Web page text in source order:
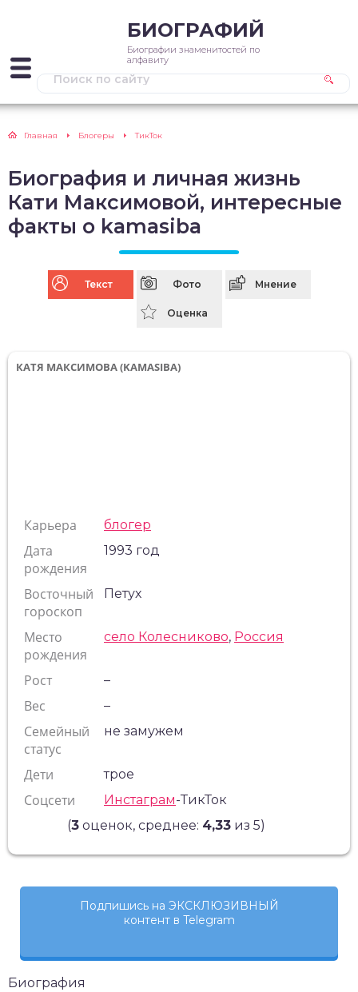
БИОГРАФИЙ
Биографии знаменитостей по
алфавиту
Главная Блогеры ТикТок
Биография и личная жизнь
Кати Максимовой, интересные
факты о kamasiba
Текст Фото Мнение
Оценка
КАТЯ МАКСИМОВА (KAMASIBA)
Карьера блогер
Дата
рождения
1993 год
Восточный
гороскоп
Петух
Место
рождения
село Колесниково, Россия
Рост –
Вес –
Семейный
статус
не замужем
Дети трое
Соцсети Инстаграм-ТикТок
(3 оценок, среднее: 4,33 из 5)
Подпишись на ЭКСКЛЮЗИВНЫЙ
контент в Telegram
Биография